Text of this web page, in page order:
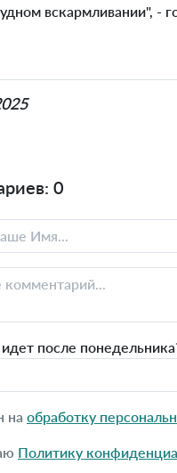
вскармливании", -
0
после
на обработку
Политику